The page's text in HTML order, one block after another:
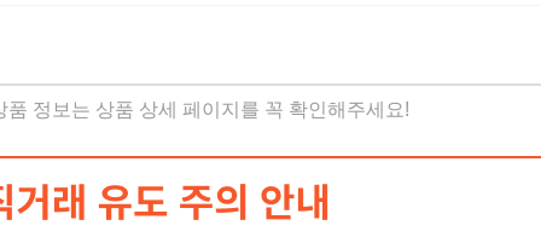
정보는 상품 상세 페이지를 꼭 확인해주세요!